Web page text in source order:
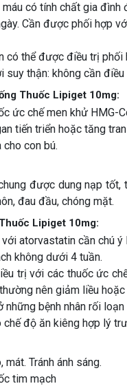
có tính chất gia đình
Cần được phối hợp
có thể được điều trị phối
suy thận: không cần điều
Thuốc Lipiget 10mg:
ức chế men khử HMG-
tiến triển hoặc tăng
con bú.
được dung nạp tốt,
đau đầu, chóng mặt.
Lipiget 10mg:
atorvastatin cần chú
không dưới 4 tuần.
trị với các thuốc ức
nên giảm liều
những bệnh nhân rối
chế độ ăn kiêng hợp lý
mát. Tránh ánh sáng.
tim mạch